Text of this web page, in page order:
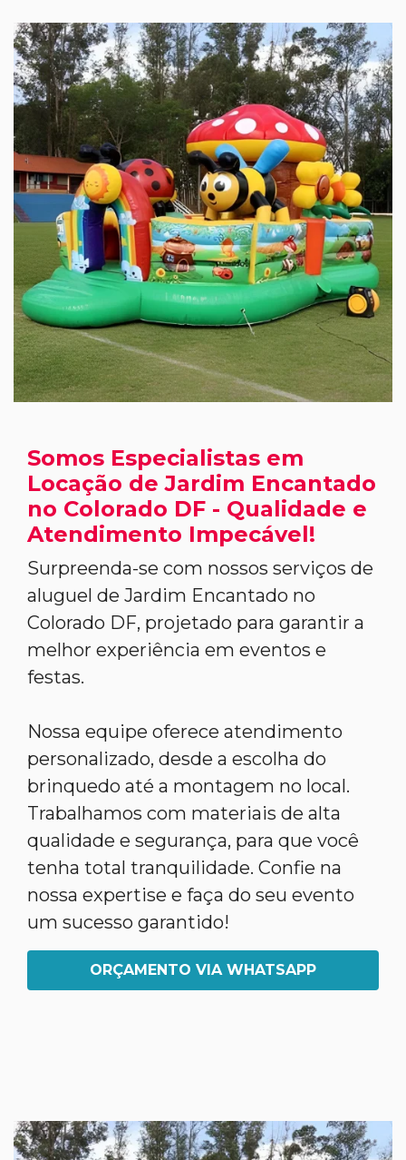
Somos Especialistas em
Locação de Jardim Encantado
no Colorado DF - Qualidade e
Atendimento Impecável!
Surpreenda-se com nossos serviços de
aluguel de Jardim Encantado no
Colorado DF, projetado para garantir a
melhor experiência em eventos e
festas.
Nossa equipe oferece atendimento
personalizado, desde a escolha do
brinquedo até a montagem no local.
Trabalhamos com materiais de alta
qualidade e segurança, para que você
tenha total tranquilidade. Confie na
nossa expertise e faça do seu evento
um sucesso garantido!
ORÇAMENTO VIA WHATSAPP